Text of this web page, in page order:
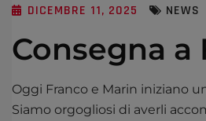
DICEMBRE 11, 2025 NEWS
Consegna a
Oggi Franco e Marin iniziano
Siamo orgogliosi di averli